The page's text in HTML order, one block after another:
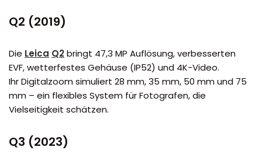
Q2 (2019)
Die Leica Q2bringt 47,3 MP Auflösung, verbesserten
EVF, wetterfestes Gehäuse (IP52) und 4K-Video.
Ihr Digitalzoom simuliert 28 mm, 35 mm, 50 mm und 75
mm – ein flexibles System für Fotografen, die
Vielseitigkeit schätzen.
Q3 (2023)